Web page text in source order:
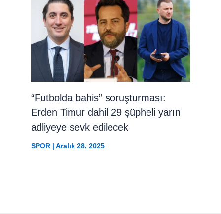
“Futbolda bahis” soruşturması:
Erden Timur dahil 29 şüpheli yarın
adliyeye sevk edilecek
SPOR| Aralık 28, 2025